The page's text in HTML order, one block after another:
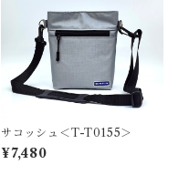
サコッシュ＜T-T0155＞
¥7,480